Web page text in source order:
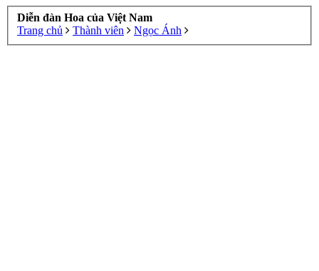
Diễn đàn Hoa của Việt Nam
Trang chủ
Thành viên Ngọc Ánh